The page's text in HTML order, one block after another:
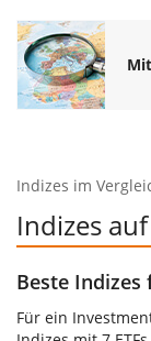
Indizes im
Indizes
Beste Indizes
Für ein